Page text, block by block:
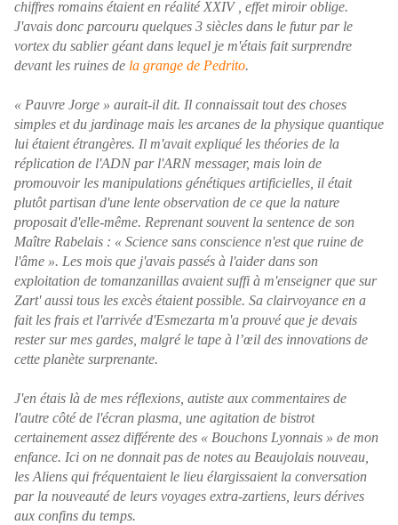
chiffres romains étaient en réalité XXIV , effet miroir oblige.
J'avais donc parcouru quelques 3 siècles dans le futur par le
vortex du sablier géant dans lequel je m'étais fait surprendre
devant les ruines de la grange de Pedrito.
« Pauvre Jorge » aurait-il dit. Il connaissait tout des choses
simples et du jardinage mais les arcanes de la physique quantique
lui étaient étrangères. Il m'avait expliqué les théories de la
réplication de l'ADN par l'ARN messager, mais loin de
promouvoir les manipulations génétiques artificielles, il était
plutôt partisan d'une lente observation de ce que la nature
proposait d'elle-même. Reprenant souvent la sentence de son
Maître Rabelais : « Science sans conscience n'est que ruine de
l'âme ». Les mois que j'avais passés à l'aider dans son
exploitation de tomanzanillas avaient suffi à m'enseigner que sur
Zart' aussi tous les excès étaient possible. Sa clairvoyance en a
fait les frais et l'arrivée d'Esmezarta m'a prouvé que je devais
rester sur mes gardes, malgré le tape à l’œil des innovations de
cette planète surprenante.
J'en étais là de mes réflexions, autiste aux commentaires de
l'autre côté de l'écran plasma, une agitation de bistrot
certainement assez différente des « Bouchons Lyonnais » de mon
enfance. Ici on ne donnait pas de notes au Beaujolais nouveau,
les Aliens qui fréquentaient le lieu élargissaient la conversation
par la nouveauté de leurs voyages extra-zartiens, leurs dérives
aux confins du temps.